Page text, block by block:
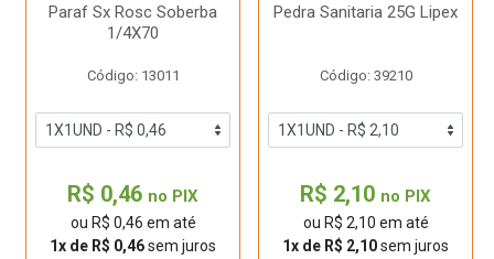
Paraf Sx Rosc Soberba
1/4X70
Código: 13011
R$ 0,46 no PIX
ou R$ 0,46 em até
1x de R$ 0,46sem juros
Pedra Sanitaria 25G Lipex
Código: 39210
R$ 2,10 no PIX
ou R$ 2,10 em até
1x de R$ 2,10sem juros